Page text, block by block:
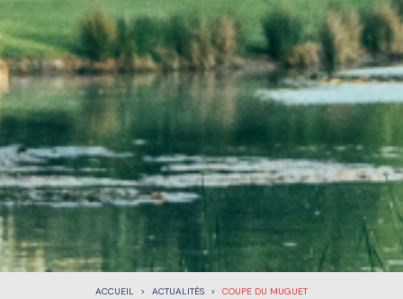
ACCUEIL ACTUALITÉS COUPE DU MUGUET